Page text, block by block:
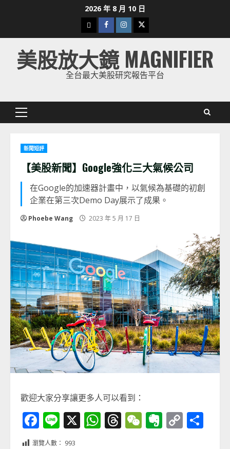
2026 年 8 月 10 日
下
載
美
股
Facebook
Instagram
Twitter
美股放大鏡 MAGNIFIER
全台最大美股研究報告平台
Primary
新聞短評
【美股新聞】Google強化三大氣候公司
在Google的加速器計畫中，以氣候為基礎的初創
企業在第三次Demo Day展示了成果。
Phoebe Wang 2023 年 5 月 17 日
歡迎大家分享讓更多人可以看到：
Facebook
Line
X WhatsApp
Threads
WeChat
Evernote
Copy
瀏覽人數： 993